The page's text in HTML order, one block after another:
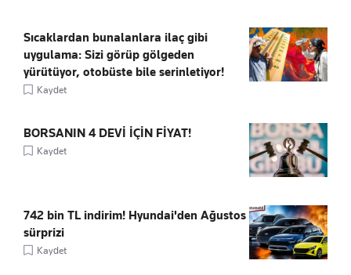
Sıcaklardan bunalanlara ilaç gibi
uygulama: Sizi görüp gölgeden
yürütüyor, otobüste bile serinletiyor!
Kaydet
BORSANIN 4 DEVİ İÇİN FİYAT!
Kaydet
742 bin TL indirim! Hyundai'den Ağustos
sürprizi
Kaydet